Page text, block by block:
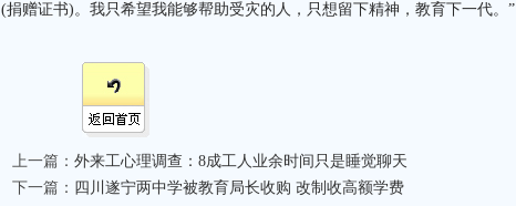
(捐赠证书)。我只希望我能够帮助受灾的人，只想留下精神，教育下一代。”
上一篇： 外来工心理调查：8成工人业余时间只是睡觉聊天
下一篇： 四川遂宁两中学被教育局长收购 改制收高额学费